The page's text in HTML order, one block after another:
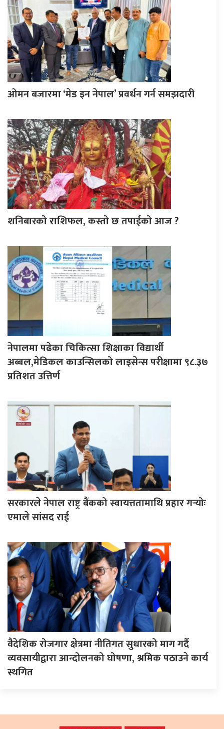
ओमन बजारमा ‘मेड इन नेपाल’ प्रवर्धन गर्न समझदारी
शनिबारको राशिफल, कस्तो छ तपाईको आज ?
नेपालमा पढेका चिकित्सा शिक्षाका विद्यार्थी
अब्बल,मेडिकल काउन्सिलको लाइसेन्स परीक्षामा ९८.३७
प्रतिशत उत्तिर्ण
सरकारले नेपाल राष्ट्र बैंकको स्वायत्ततामाथि प्रहार गर्‍योः
एमाले सांसद राई
वैदेशिक रोजगार क्षेत्रमा नीतिगत सुधारको माग गर्दै
व्यवसायीद्वारा आन्दोलनको घोषणा, श्रमिक पठाउने कार्य
स्थगित